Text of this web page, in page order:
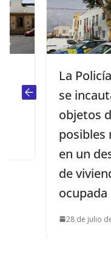
La Policía
se incauta de
objetos de
posibles
en un
de vivienda
ocupada
28 de julio de 2026